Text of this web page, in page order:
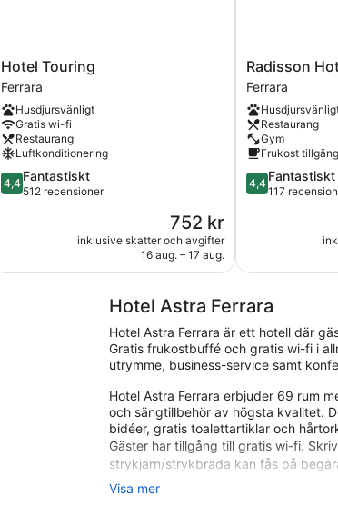
Hotel
Touring
Ferrara
Hotel Touring
Ferrara
Husdjursvänligt
Gratis wi-fi
Restaurang
Luftkonditionering
4.4
av
512 recensioner
4,4 Fantastiskt
512 recensioner
Priset
är
752 kr
752 kr
inklusive skatter och avgifter
16 aug. – 17 aug.
Radisson
Hotel
Ferrara
Ferrara
Radisson
Ferrara
Restaurang
Gym
Frukost
4.4
av
117 recensioner
4,4 Fantastiskt
117
Hotel Astra Ferrara
Hotel Astra Ferrara är ett hotell där
Gratis frukostbuffé och gratis wi-fi i
utrymme, business-service samt
Hotel Astra Ferrara erbjuder 69 rum
och sängtillbehör av högsta kvalitet.
bidéer, gratis toalettartiklar och
Gäster har tillgång till gratis wi-fi.
strykjärn/strykbräda kan fås på
Fritidsaktiviteterna nedan finns
Visa mer